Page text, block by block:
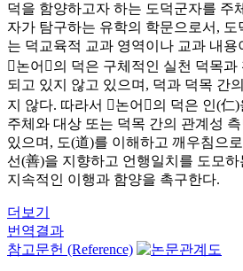
덕을 함양하고자 하는 도덕군자를 주
자가 탐구하는 유학의 학문으로서,
는 덕교육적 교과 영역이나 교과 내용
󰡔논어󰡕의 덕은 구체적인 실천 덕목과
되고 있지 않고 있으며, 덕과 덕목 간
지 않다. 따라서 󰡔논어󰡕의 덕은 인(仁
주체와 대상 또는 덕목 간의 관계성
있으며, 도(道)를 이해하고 깨우침으
선(善)을 지향하고 언행일치를 도모
지속적인 이행과 함양을 촉구한다.
더보기
번역결과
참고문헌 (Reference)